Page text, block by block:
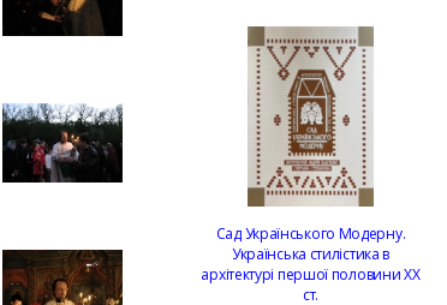
Сад Українського Модерну.
Українська стилістика в
архітектурі першої половини ХХ
ст.